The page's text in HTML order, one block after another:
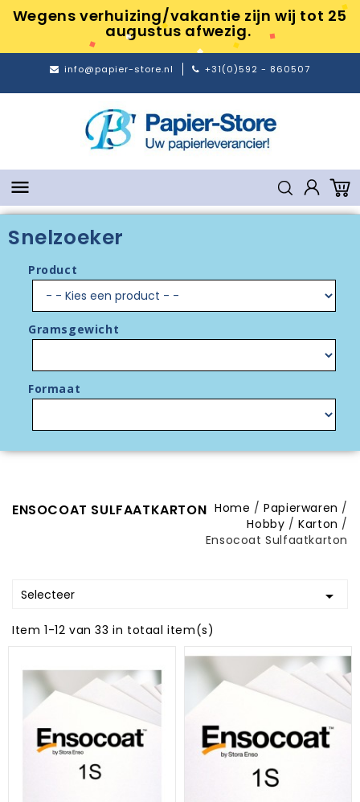
Wegens verhuizing/vakantie zijn wij tot 25
augustus afwezig.
info@papier-store.nl +31(0)592 - 860507

Snelzoeker
Product
Gramsgewicht
Formaat
ENSOCOAT SULFAATKARTON Home
Papierwaren
Hobby
Karton
Ensocoat Sulfaatkarton
Selecteer 
Item 1-12 van 33 in totaal item(s)